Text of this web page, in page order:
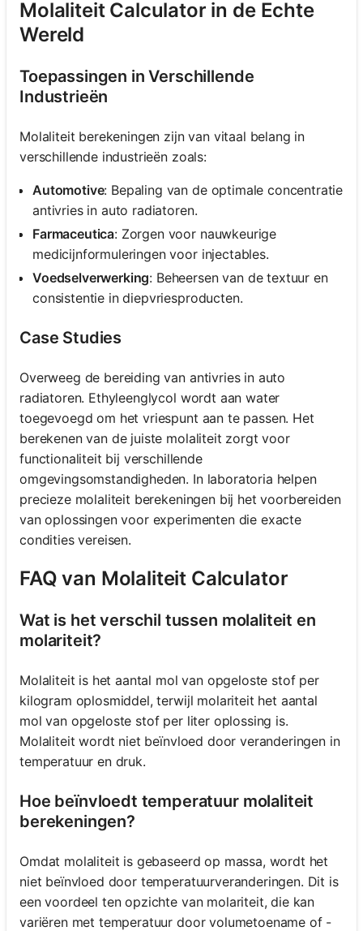
Molaliteit Calculator in de Echte
Wereld
Toepassingen in Verschillende
Industrieën
Molaliteit berekeningen zijn van vitaal belang in
verschillende industrieën zoals:
Automotive: Bepaling van de optimale concentratie
antivries in auto radiatoren.
Farmaceutica: Zorgen voor nauwkeurige
medicijnformuleringen voor injectables.
Voedselverwerking: Beheersen van de textuur en
consistentie in diepvriesproducten.
Case Studies
Overweeg de bereiding van antivries in auto
radiatoren. Ethyleenglycol wordt aan water
toegevoegd om het vriespunt aan te passen. Het
berekenen van de juiste molaliteit zorgt voor
functionaliteit bij verschillende
omgevingsomstandigheden. In laboratoria helpen
precieze molaliteit berekeningen bij het voorbereiden
van oplossingen voor experimenten die exacte
condities vereisen.
FAQ van Molaliteit Calculator
Wat is het verschil tussen molaliteit en
molariteit?
Molaliteit is het aantal mol van opgeloste stof per
kilogram oplosmiddel, terwijl molariteit het aantal
mol van opgeloste stof per liter oplossing is.
Molaliteit wordt niet beïnvloed door veranderingen in
temperatuur en druk.
Hoe beïnvloedt temperatuur molaliteit
berekeningen?
Omdat molaliteit is gebaseerd op massa, wordt het
niet beïnvloed door temperatuurveranderingen. Dit is
een voordeel ten opzichte van molariteit, die kan
variëren met temperatuur door volumetoename of -